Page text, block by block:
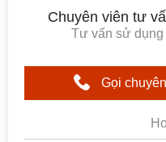
Chuyên viên tư
Tư vấn sử
Gọi